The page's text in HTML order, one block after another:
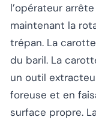
l’opérateur
maintenant la
trépan. La
du baril. La
un outil
foreuse et en
surface propre.